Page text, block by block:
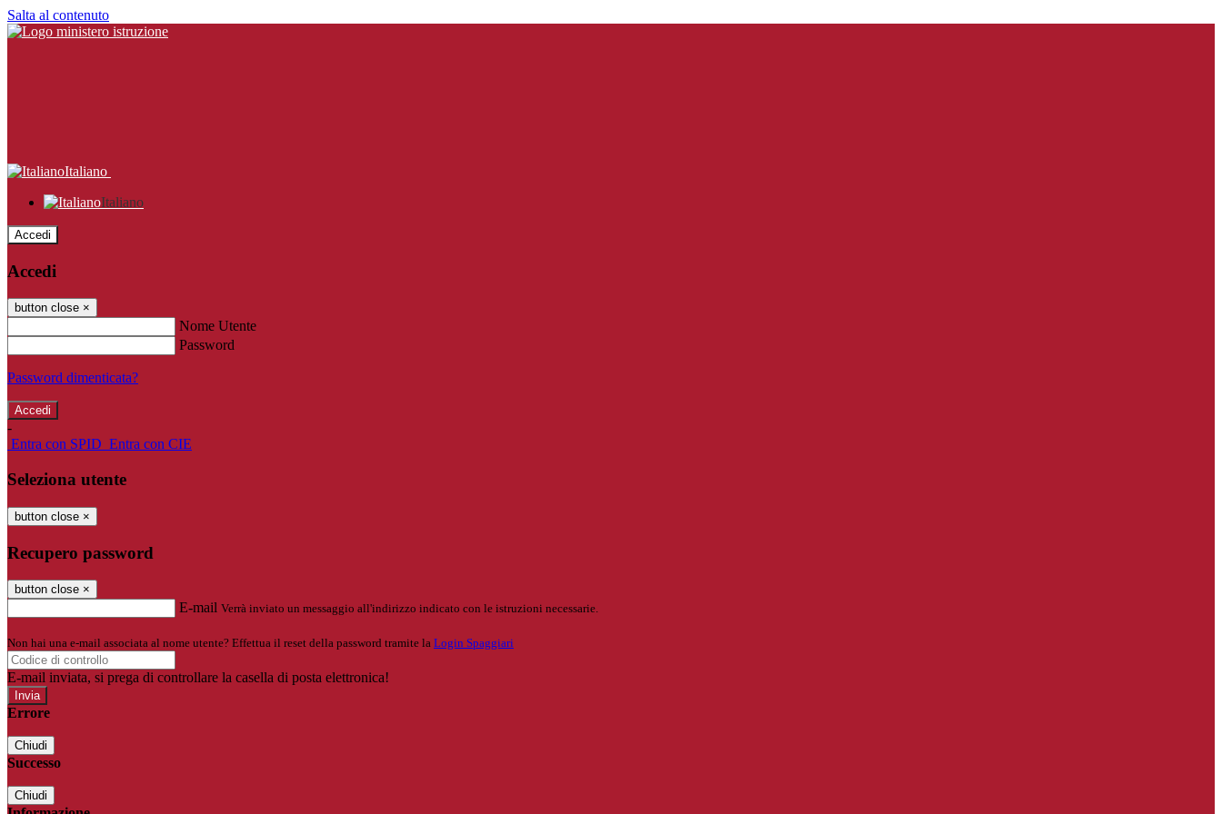
Salta al contenuto
Italiano
Italiano
Accedi
Accedi
button close ×
Nome Utente
Password
Password dimenticata?
-
Entra con SPID Entra con CIE
Seleziona utente
button close ×
Recupero password
button close ×
E-mail Verrà inviato un messaggio all'indirizzo indicato con le istruzioni necessarie.
Non hai una e-mail associata al nome utente? Effettua il reset della password tramite la Login Spaggiari
E-mail inviata, si prega di controllare la casella di posta elettronica!
Errore
Chiudi
Successo
Chiudi